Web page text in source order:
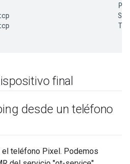
PTR
SRV
final
desde un teléfono
teléfono Pixel. Podemos